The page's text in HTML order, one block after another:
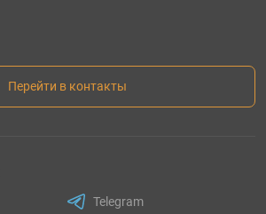
Перейти в контакты
Telegram